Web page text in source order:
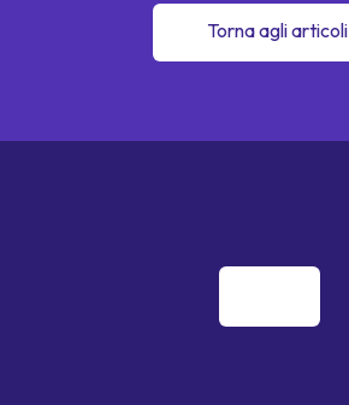
Torna agli articoli